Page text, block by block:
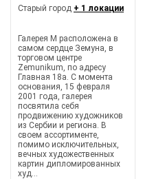
Старый город + 1 локации
Галерея М расположена в
самом сердце Земуна, в
торговом центре
Zemunikum, по адресу
Главная 18a. С момента
основания, 15 февраля
2001 года, галерея
посвятила себя
продвижению художников
из Сербии и региона. В
своем ассортименте,
помимо исключительных,
вечных художественных
картин дипломированных
худ...